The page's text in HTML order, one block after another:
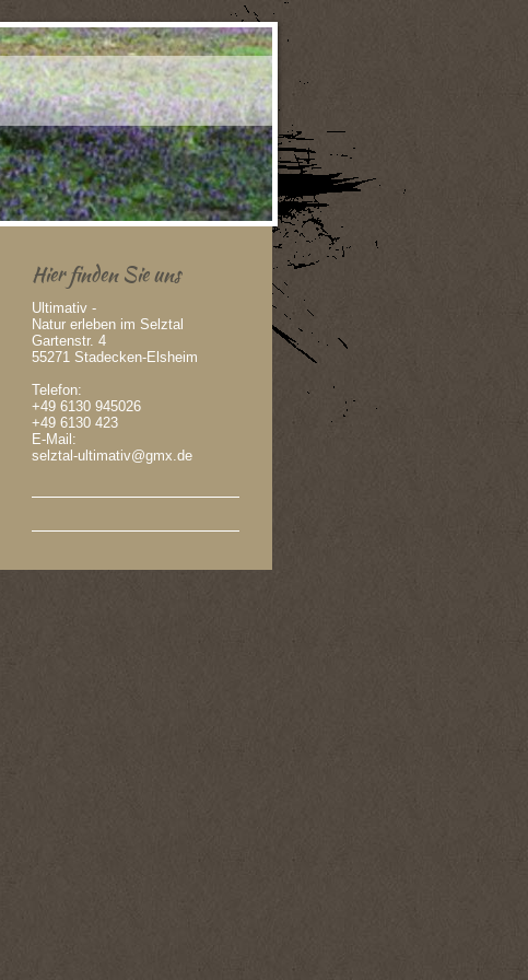
Hier finden Sie uns
Ultimativ -
Natur erleben im Selztal
Gartenstr. 4
55271 Stadecken-Elsheim
Telefon:
+49 6130 945026
+49 6130 423
E-Mail:
selztal-ultimativ@gmx.de